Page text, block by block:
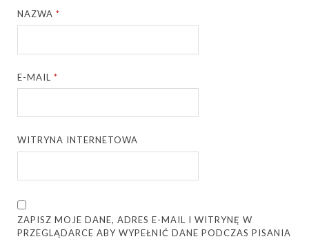
NAZWA*
E-MAIL*
WITRYNA INTERNETOWA
ZAPISZ MOJE DANE, ADRES E-MAIL I WITRYNĘ W
PRZEGLĄDARCE ABY WYPEŁNIĆ DANE PODCZAS PISANIA